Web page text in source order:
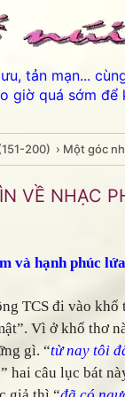
tản mạn...
giờ quá sớm để
200) › Một góc
về nhạc
VỀ NHẠC
và hạnh phúc
TCS đi vào khổ
Vì ở khổ thơ
gì. “từ nay tôi
” hai câu lục bát